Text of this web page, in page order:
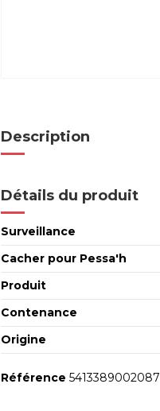
Description
Détails du produit
Surveillance
Cacher pour Pessa'h
Produit
Contenance
Origine
Référence 5413389002087